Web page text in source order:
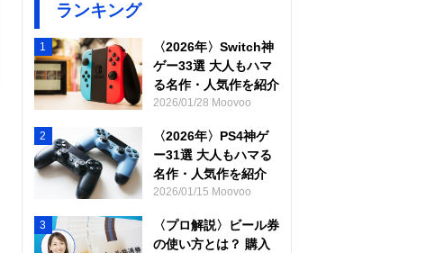
ランキング
1
〈2026年〉Switch神
ゲー33選 大人もハマ
る名作・人気作を紹介
2026/01/28 Moovoo
2
〈2026年〉PS4神ゲ
ー31選 大人もハマる
名作・人気作を紹介
2026/01/15 Moovoo
3
〈プロ解説〉ビール券
の使い方とは？ 購入